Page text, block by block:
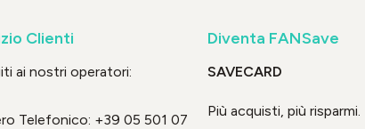
Clienti
ai nostri operatori:
Telefonico: +39 05 501 07
Diventa FANSave
SAVECARD
Più acquisti, più risparmi.